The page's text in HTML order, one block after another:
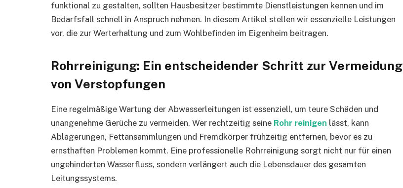
funktional zu gestalten, sollten Hausbesitzer bestimmte Dienstleistungen kennen und im
Bedarfsfall schnell in Anspruch nehmen. In diesem Artikel stellen wir essenzielle Leistungen
vor, die zur Werterhaltung und zum Wohlbefinden im Eigenheim beitragen.
Rohrreinigung: Ein entscheidender Schritt zur Vermeidung
von Verstopfungen
Eine regelmäßige Wartung der Abwasserleitungen ist essenziell, um teure Schäden und
unangenehme Gerüche zu vermeiden. Wer rechtzeitig seine Rohr reinigen lässt, kann
Ablagerungen, Fettansammlungen und Fremdkörper frühzeitig entfernen, bevor es zu
ernsthaften Problemen kommt. Eine professionelle Rohrreinigung sorgt nicht nur für einen
ungehinderten Wasserfluss, sondern verlängert auch die Lebensdauer des gesamten
Leitungssystems.